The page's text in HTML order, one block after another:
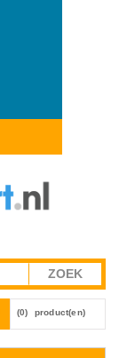
(0) product(en)